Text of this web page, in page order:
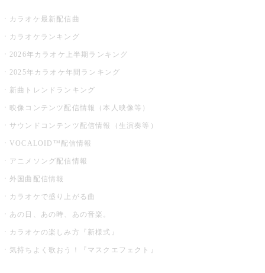
カラオケ最新配信曲
カラオケランキング
2026年カラオケ上半期ランキング
2025年カラオケ年間ランキング
新曲トレンドランキング
映像コンテンツ配信情報（本人映像等）
サウンドコンテンツ配信情報（生演奏等）
VOCALOID™配信情報
アニメソング配信情報
外国曲配信情報
カラオケで盛り上がる曲
あの日、あの時、あの音楽。
カラオケの楽しみ方『新様式』
気持ちよく歌おう！『マスクエフェクト』